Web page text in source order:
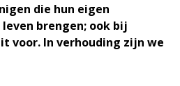
die hun eigen
brengen; ook bij
voor. In verhouding zijn we